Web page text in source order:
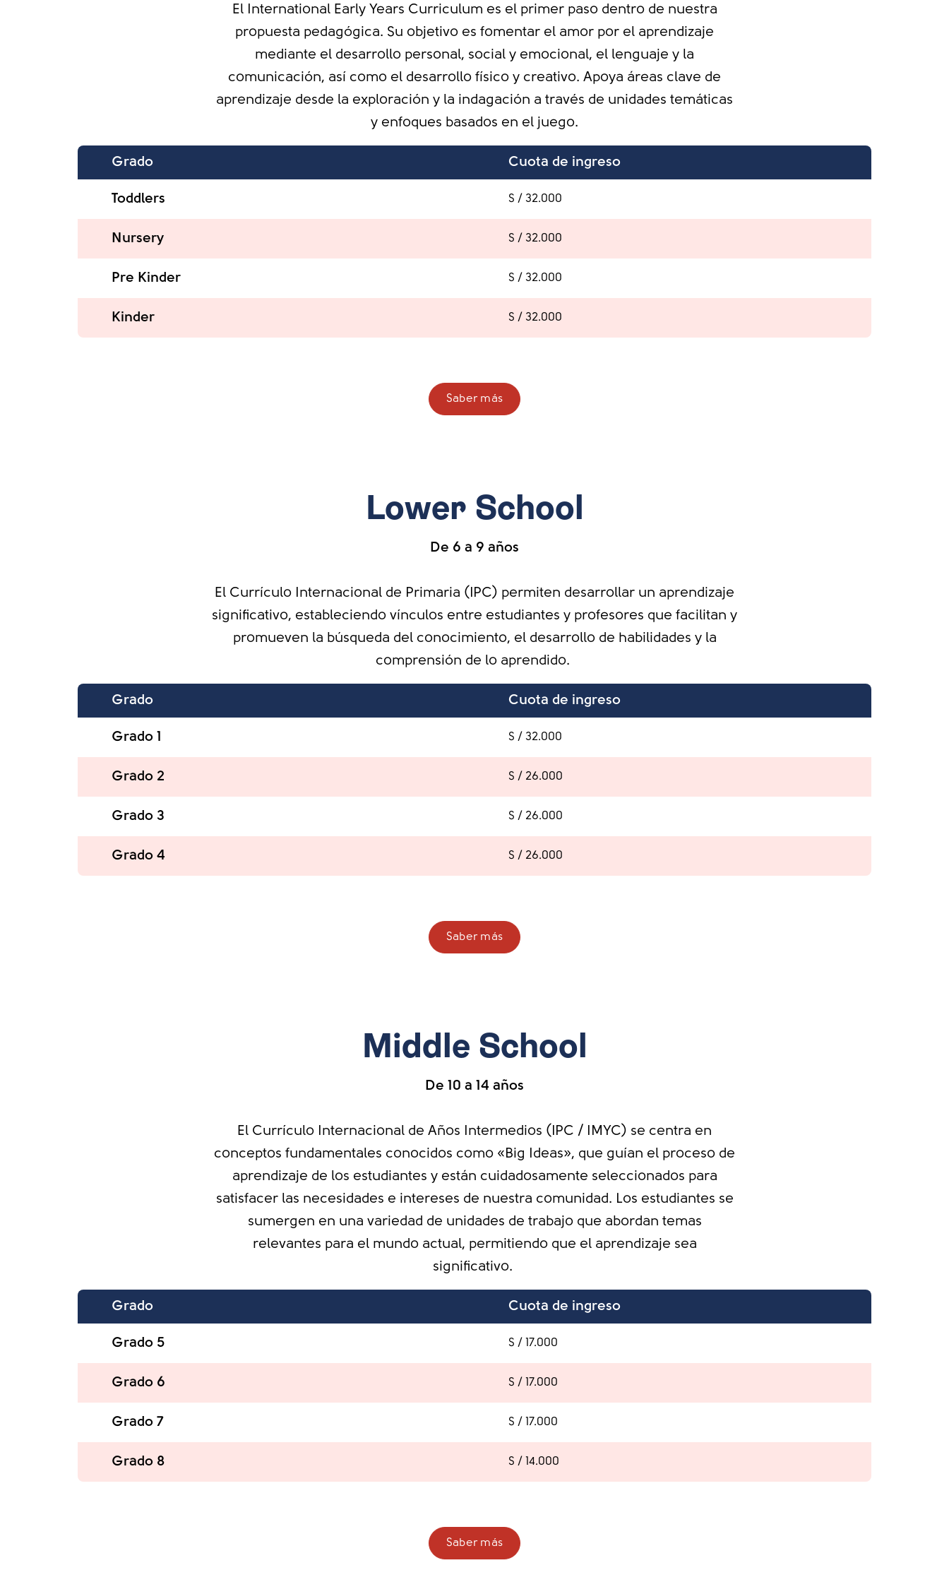
El International Early Years Curriculum es el primer paso dentro de nuestra
propuesta pedagógica. Su objetivo es fomentar el amor por el aprendizaje
mediante el desarrollo personal, social y emocional, el lenguaje y la
comunicación, así como el desarrollo físico y creativo. Apoya áreas clave de
aprendizaje desde la exploración y la indagación a través de unidades temáticas
y enfoques basados en el juego.
Grado Cuota de ingreso
Toddlers S / 32.000
Nursery S / 32.000
Pre Kinder S / 32.000
Kinder S / 32.000
Saber más
Lower School
De 6 a 9 años
El Currículo Internacional de Primaria (IPC) permiten desarrollar un aprendizaje
significativo, estableciendo vínculos entre estudiantes y profesores que facilitan y
promueven la búsqueda del conocimiento, el desarrollo de habilidades y la
comprensión de lo aprendido.
Grado Cuota de ingreso
Grado 1 S / 32.000
Grado 2 S / 26.000
Grado 3 S / 26.000
Grado 4 S / 26.000
Saber más
Middle School
De 10 a 14 años
El Currículo Internacional de Años Intermedios (IPC / IMYC) se centra en
conceptos fundamentales conocidos como «Big Ideas», que guían el proceso de
aprendizaje de los estudiantes y están cuidadosamente seleccionados para
satisfacer las necesidades e intereses de nuestra comunidad. Los estudiantes se
sumergen en una variedad de unidades de trabajo que abordan temas
relevantes para el mundo actual, permitiendo que el aprendizaje sea
significativo.
Grado Cuota de ingreso
Grado 5 S / 17.000
Grado 6 S / 17.000
Grado 7 S / 17.000
Grado 8 S / 14.000
Saber más